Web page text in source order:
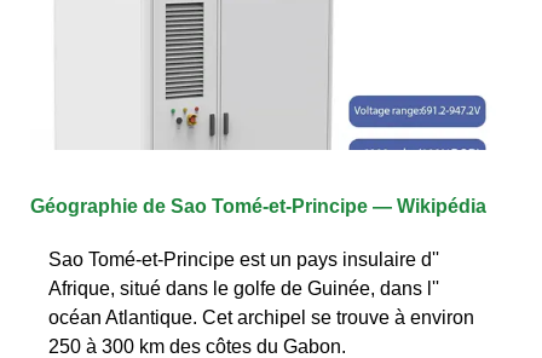
Géographie de Sao Tomé-et-Principe — Wikipédia
Sao Tomé-et-Principe est un pays insulaire d''
Afrique, situé dans le golfe de Guinée, dans l''
océan Atlantique. Cet archipel se trouve à environ
250 à 300 km des côtes du Gabon.